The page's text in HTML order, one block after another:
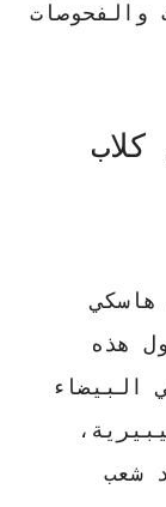
والفحوصات
هذه
البيضاء
شعب